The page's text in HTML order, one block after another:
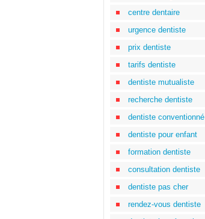
centre dentaire
urgence dentiste
prix dentiste
tarifs dentiste
dentiste mutualiste
recherche dentiste
dentiste conventionné
dentiste pour enfant
formation dentiste
consultation dentiste
dentiste pas cher
rendez-vous dentiste